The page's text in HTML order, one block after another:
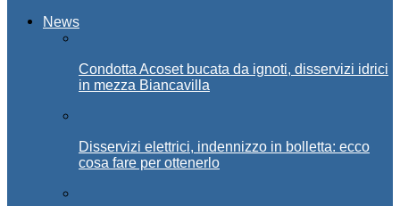
News
Condotta Acoset bucata da ignoti, disservizi idrici
in mezza Biancavilla
Disservizi elettrici, indennizzo in bolletta: ecco
cosa fare per ottenerlo